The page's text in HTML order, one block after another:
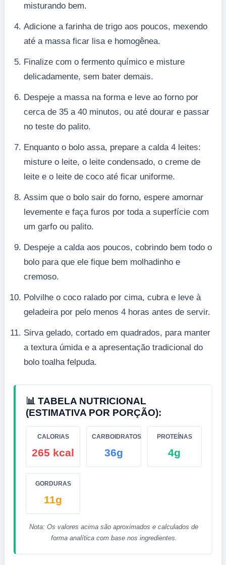
misturando bem.
Adicione a farinha de trigo aos poucos, mexendo
até a massa ficar lisa e homogênea.
Finalize com o fermento químico e misture
delicadamente, sem bater demais.
Despeje a massa na forma e leve ao forno por
cerca de 35 a 40 minutos, ou até dourar e passar
no teste do palito.
Enquanto o bolo assa, prepare a calda 4 leites:
misture o leite, o leite condensado, o creme de
leite e o leite de coco até ficar uniforme.
Assim que o bolo sair do forno, espere amornar
levemente e faça furos por toda a superfície com
um garfo ou palito.
Despeje a calda aos poucos, cobrindo bem todo o
bolo para que ele fique bem molhadinho e
cremoso.
Polvilhe o coco ralado por cima, cubra e leve à
geladeira por pelo menos 4 horas antes de servir.
Sirva gelado, cortado em quadrados, para manter
a textura úmida e a apresentação tradicional do
bolo toalha felpuda.
📊 TABELA NUTRICIONAL
(ESTIMATIVA POR PORÇÃO):
CALORIAS
265 kcal
CARBOIDRATOS
36g
PROTEÍNAS
4g
GORDURAS
11g
Nota: Os valores acima são aproximados e calculados de
forma analítica com base nos ingredientes.